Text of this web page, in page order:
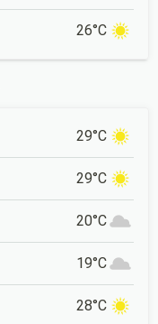
26°C
29°C
29°C
20°C
19°C
28°C